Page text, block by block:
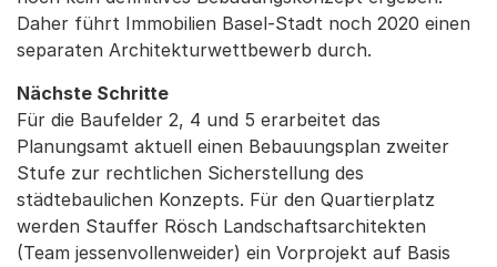
Daher führt Immobilien Basel-Stadt noch 2020 einen
separaten Architekturwettbewerb durch.
Nächste Schritte
Für die Baufelder 2, 4 und 5 erarbeitet das
Planungsamt aktuell einen Bebauungsplan zweiter
Stufe zur rechtlichen Sicherstellung des
städtebaulichen Konzepts. Für den Quartierplatz
werden Stauffer Rösch Landschaftsarchitekten
(Team jessenvollenweider) ein Vorprojekt auf Basis